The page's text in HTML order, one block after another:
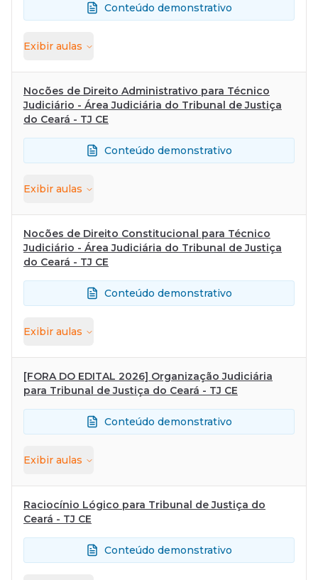
Conteúdo demonstrativo
Exibir aulas
Nocões de Direito Administrativo para Técnico
Judiciário - Área Judiciária do Tribunal de Justiça
do Ceará - TJ CE
Conteúdo demonstrativo
Exibir aulas
Nocões de Direito Constitucional para Técnico
Judiciário - Área Judiciária do Tribunal de Justiça
do Ceará - TJ CE
Conteúdo demonstrativo
Exibir aulas
[FORA DO EDITAL 2026] Organização Judiciária
para Tribunal de Justiça do Ceará - TJ CE
Conteúdo demonstrativo
Exibir aulas
Raciocínio Lógico para Tribunal de Justiça do
Ceará - TJ CE
Conteúdo demonstrativo